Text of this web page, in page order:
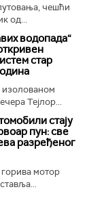
чешћи
од...
водопада“
стар
Тејлор...
стају
пун: све
разређеног
мотор